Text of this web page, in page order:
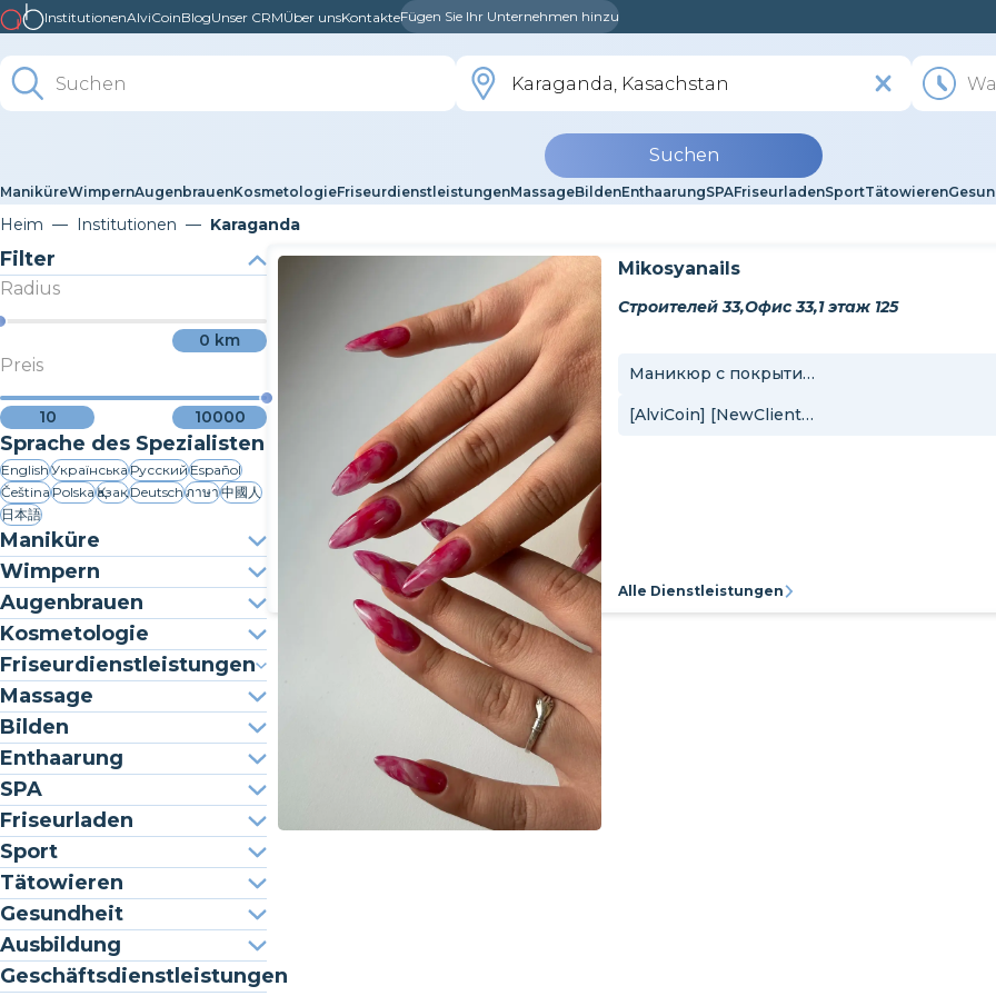
InstitutionenAlviCoinBlogUnser CRMÜber unsKontakteFügen Sie Ihr Unternehmen hinzu
Suchen
ManiküreWimpernAugenbrauenKosmetologieFriseurdienstleistungenMassageBildenEnthaarungSPAFriseurladenSportTätowieren
Heim Institutionen Karaganda
Filter
Radius
0 km
Preis
10 10000
Sprache des Spezialisten
EnglishУкраїнськаРусскийEspañol
ČeštinaPolskaҚазақDeutschภาษา中國人
日本語
Maniküre
Wimpern
Augenbrauen
Kosmetologie
Friseurdienstleistungen
Massage
Bilden
Enthaarung
SPA
Friseurladen
Sport
Tätowieren
Gesundheit
Ausbildung
Geschäftsdienstleistungen
Mikosyanails
Строителей 33,Офис 33,1 этаж 125
Маникюр с покрытием
[AlviCoin] [NewClient] Маникюр с покрытием
Alle Dienstleistungen